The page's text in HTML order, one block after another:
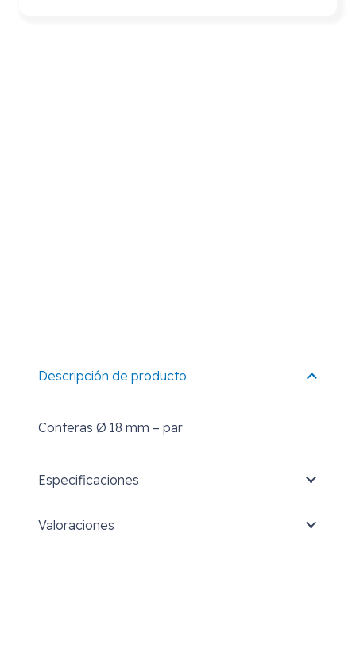
Descripción de producto
Conteras Ø 18 mm – par
Especificaciones
Valoraciones